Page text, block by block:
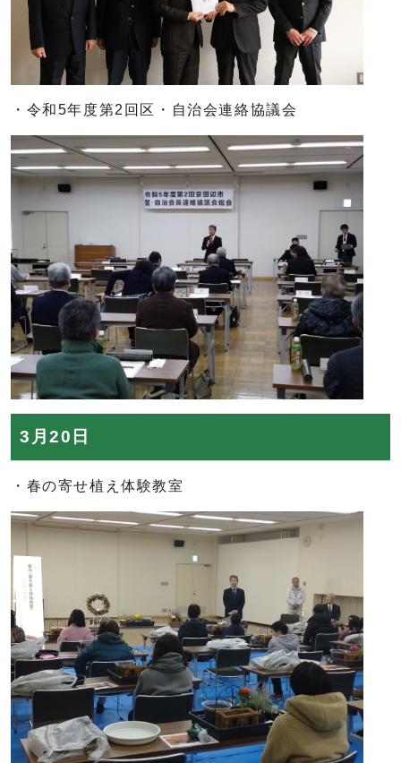
・令和5年度第2回区・自治会連絡協議会
3月20日
・春の寄せ植え体験教室